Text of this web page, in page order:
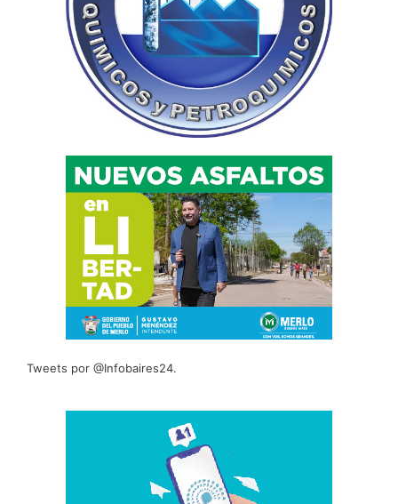
Tweets por @Infobaires24.